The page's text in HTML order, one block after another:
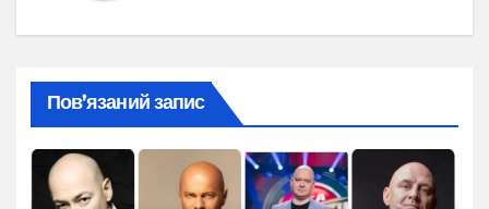
Пов’язаний запис